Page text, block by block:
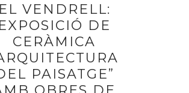
EL VENDRELL:
EXPOSICIÓ DE
CERÀMICA
PAISATGE”